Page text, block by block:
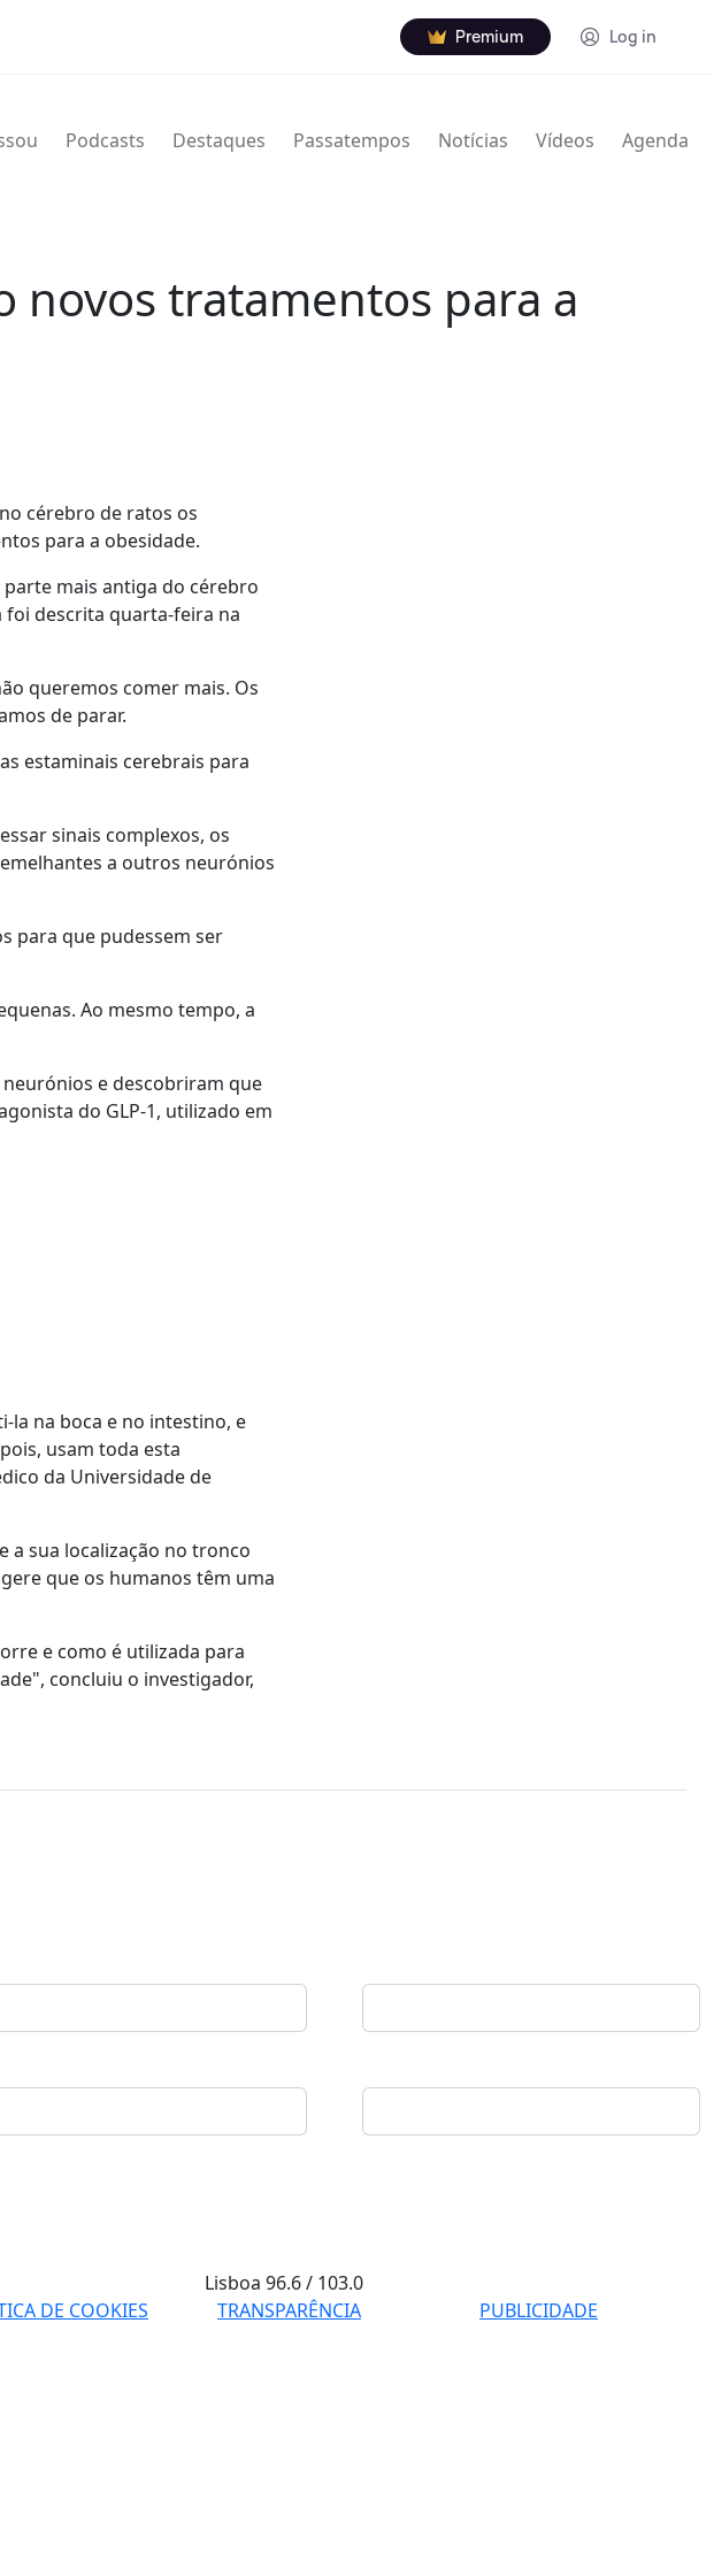
Premium Log in
Podcasts Destaques Passatempos Notícias Vídeos Agenda
tratamentos para a
cérebro de ratos os
para a obesidade.
mais antiga do cérebro
foi descrita quarta-feira na
queremos comer mais. Os
de parar.
estaminais cerebrais para
sinais complexos, os
a outros neurónios
para que pudessem ser
Ao mesmo tempo, a
e descobriram que
do GLP-1, utilizado em
la na boca e no intestino, e
usam toda esta
da Universidade de
a sua localização no tronco
que os humanos têm uma
e como é utilizada para
concluiu o investigador,
Lisboa96.6 / 103.0
DE COOKIES TRANSPARÊNCIA
PUBLICIDADE